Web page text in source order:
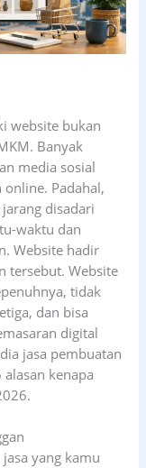
website bukan
Banyak
media sosial
online. Padahal,
disadari
waktu dan
Website hadir
tersebut. Website
tidak
dan bisa
digital
jasa pembuatan
kenapa
yang kamu